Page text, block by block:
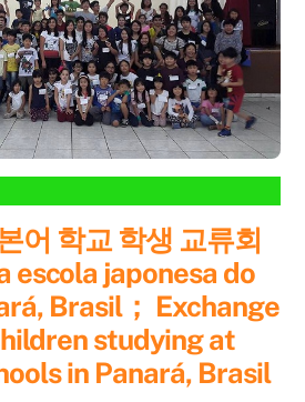
어 학교 학생 교류회
escola japonesa do
Brasil； Exchange
studying at
in Panará, Brasil